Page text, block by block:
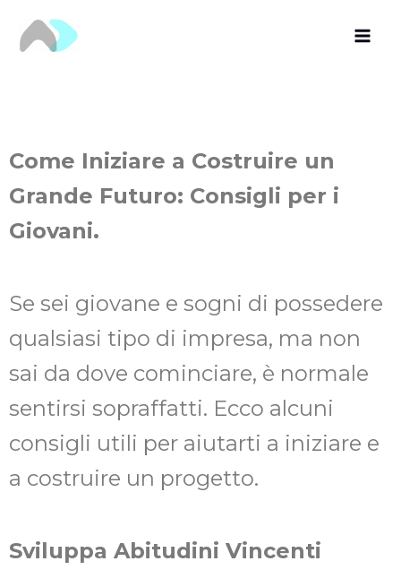
Come Iniziare a Costruire un
Grande Futuro: Consigli per i
Giovani.
Se sei giovane e sogni di possedere
qualsiasi tipo di impresa, ma non
sai da dove cominciare, è normale
sentirsi sopraffatti. Ecco alcuni
consigli utili per aiutarti a iniziare e
a costruire un progetto.
Sviluppa Abitudini Vincenti